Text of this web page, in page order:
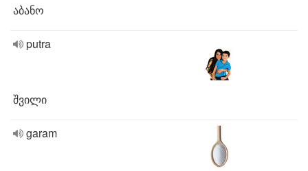
აბანო
putra
შვილი
garam